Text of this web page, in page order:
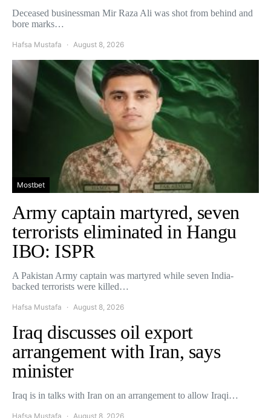
Deceased businessman Mir Raza Ali was shot from behind and
bore marks…
Hafsa Mustafa August 8, 2026
Mostbet
Army captain martyred, seven
terrorists eliminated in Hangu
IBO: ISPR
A Pakistan Army captain was martyred while seven India-
backed terrorists were killed…
Hafsa Mustafa August 8, 2026
Iraq discusses oil export
arrangement with Iran, says
minister
Iraq is in talks with Iran on an arrangement to allow Iraqi…
Hafsa Mustafa August 8, 2026